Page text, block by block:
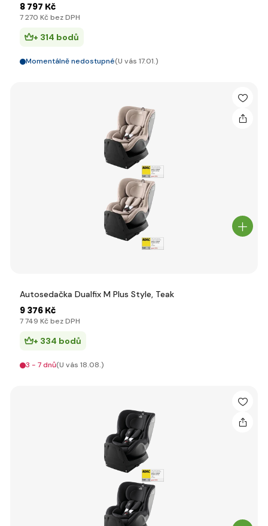
8 797 Kč
7 270 Kč bez DPH
+ 314 bodů
Momentálně nedostupné(U vás 17.01.)
Autosedačka Dualfix M Plus Style, Teak
9 376 Kč
7 749 Kč bez DPH
+ 334 bodů
3 - 7 dnů(U vás 18.08.)